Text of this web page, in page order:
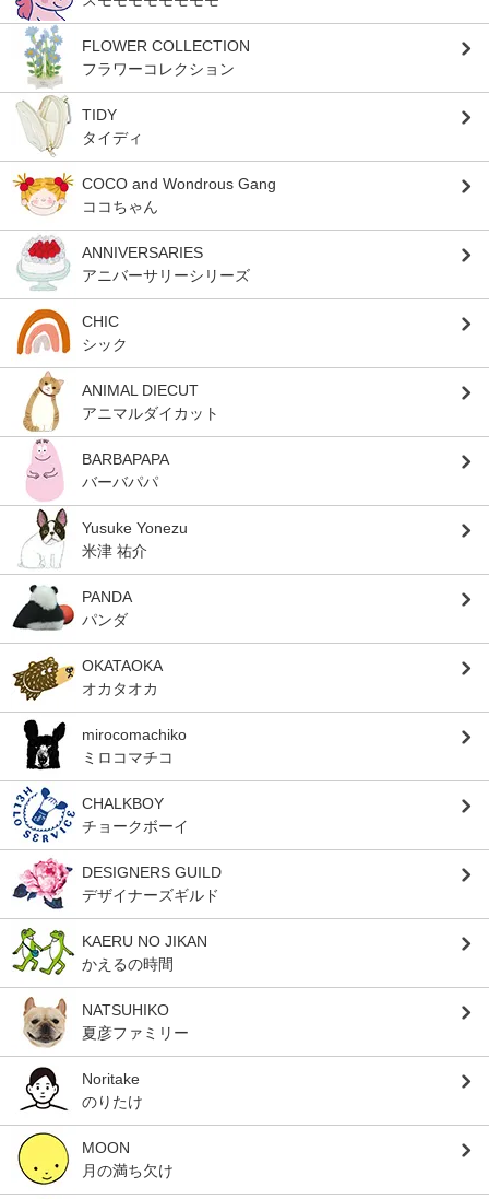
FLOWER COLLECTION
フラワーコレクション
TIDY
タイディ
COCO and Wondrous Gang
ココちゃん
ANNIVERSARIES
アニバーサリーシリーズ
CHIC
シック
ANIMAL DIECUT
アニマルダイカット
BARBAPAPA
バーバパパ
Yusuke Yonezu
米津 祐介
PANDA
パンダ
OKATAOKA
オカタオカ
mirocomachiko
ミロコマチコ
CHALKBOY
チョークボーイ
DESIGNERS GUILD
デザイナーズギルド
KAERU NO JIKAN
かえるの時間
NATSUHIKO
夏彦ファミリー
Noritake
のりたけ
MOON
月の満ち欠け